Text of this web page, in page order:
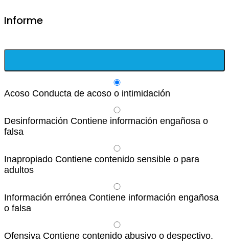
Informe
Acoso Conducta de acoso o intimidación
Desinformación Contiene información engañosa o
falsa
Inapropiado Contiene contenido sensible o para
adultos
Información errónea Contiene información engañosa
o falsa
Ofensiva Contiene contenido abusivo o despectivo.